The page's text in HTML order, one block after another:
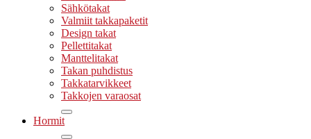
Sähkötakat
Valmiit takkapaketit
Design takat
Pellettitakat
Manttelitakat
Takan puhdistus
Takkatarvikkeet
Takkojen varaosat
Hormit